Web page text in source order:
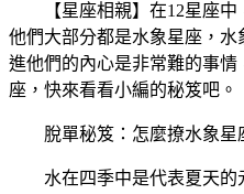
【星座相親】在12星座
他們大部分都是水象星座，
進他們的內心是非常難的事
座，快來看看小編的秘笈吧。
脫單秘笈：怎麼撩水象星
水在四季中是代表夏天